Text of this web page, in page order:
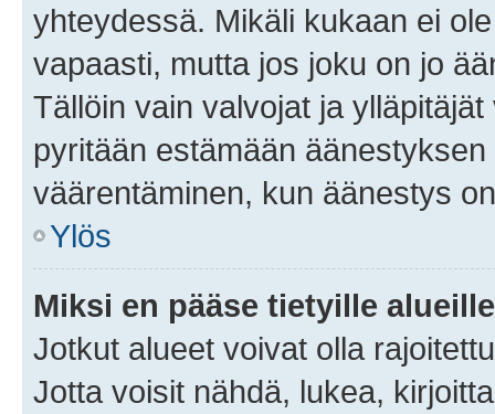
yhteydessä. Mikäli kukaan ei
vapaasti, mutta jos joku on jo
Tällöin vain valvojat ja
pyritään estämään
väärentäminen, kun äänestys
Ylös
Miksi en pääse tietyille
Jotkut alueet voivat olla
Jotta voisit nähdä, lukea,